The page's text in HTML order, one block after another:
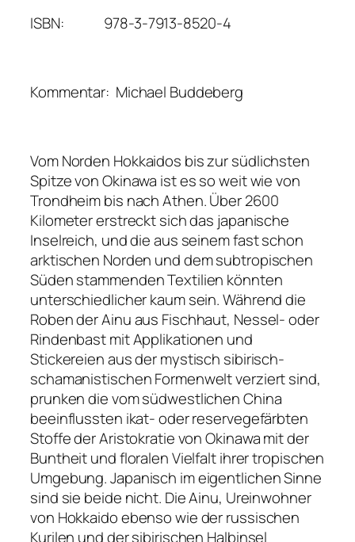
ISBN: 978-3-7913-8520-4
Kommentar: Michael Buddeberg
Vom Norden Hokkaidos bis zur südlichsten
Spitze von Okinawa ist es so weit wie von
Trondheim bis nach Athen. Über 2600
Kilometer erstreckt sich das japanische
Inselreich, und die aus seinem fast schon
arktischen Norden und dem subtropischen
Süden stammenden Textilien könnten
unterschiedlicher kaum sein. Während die
Roben der Ainu aus Fischhaut, Nessel- oder
Rindenbast mit Applikationen und
Stickereien aus der mystisch sibirisch-
schamanistischen Formenwelt verziert sind,
prunken die vom südwestlichen China
beeinflussten ikat- oder reservegefärbten
Stoffe der Aristokratie von Okinawa mit der
Buntheit und floralen Vielfalt ihrer tropischen
Umgebung. Japanisch im eigentlichen Sinne
sind sie beide nicht. Die Ainu, Ureinwohner
von Hokkaido ebenso wie der russischen
Kurilen und der sibirischen Halbinsel